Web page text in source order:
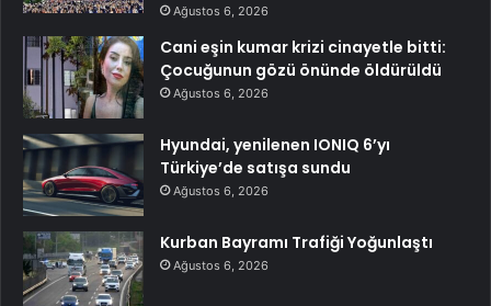
Ağustos 6, 2026
Cani eşin kumar krizi cinayetle bitti:
Çocuğunun gözü önünde öldürüldü
Ağustos 6, 2026
Hyundai, yenilenen IONIQ 6’yı
Türkiye’de satışa sundu
Ağustos 6, 2026
Kurban Bayramı Trafiği Yoğunlaştı
Ağustos 6, 2026